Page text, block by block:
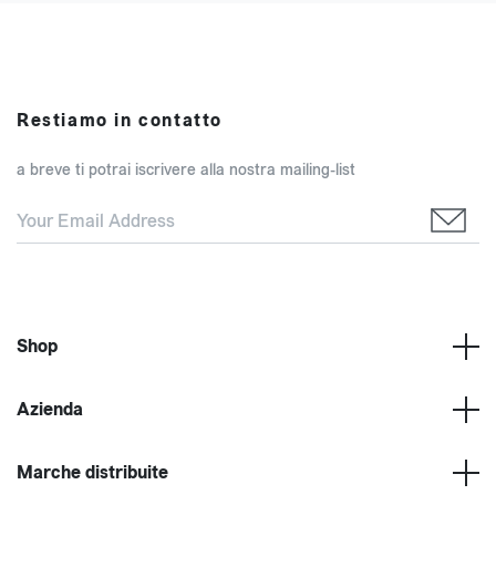
Restiamo in contatto
a breve ti potrai iscrivere alla nostra mailing-list
Shop
Azienda
Marche distribuite